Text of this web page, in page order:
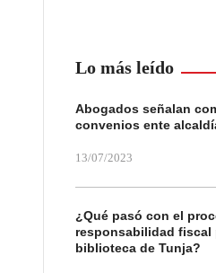
Lo más leído
Abogados señalan
convenios ente
13/07/2023
¿Qué pasó con el
responsabilidad fiscal
biblioteca de Tunja?